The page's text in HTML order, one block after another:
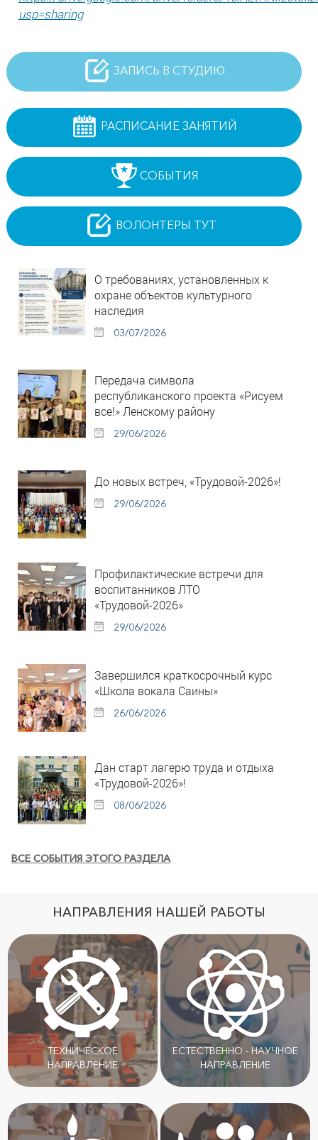
usp=sharing
ЗАПИСЬ В СТУДИЮ
РАСПИСАНИЕ ЗАНЯТИЙ
СОБЫТИЯ
ВОЛОНТЕРЫ ТУТ
О требованиях, установленных к
охране объектов культурного
наследия
03/07/2026
Передача символа
республиканского проекта «Рисуем
все!» Ленскому району
29/06/2026
До новых встреч, «Трудовой-2026»!
29/06/2026
Профилактические встречи для
воспитанников ЛТО
«Трудовой-2026»
29/06/2026
Завершился краткосрочный курс
«Школа вокала Саины»
26/06/2026
Дан старт лагерю труда и отдыха
«Трудовой-2026»!
08/06/2026
ВСЕ СОБЫТИЯ ЭТОГО РАЗДЕЛА
НАПРАВЛЕНИЯ НАШЕЙ РАБОТЫ
ТЕХНИЧЕСКОЕ
НАПРАВЛЕНИЕ
ЕСТЕСТВЕННО - НАУЧНОЕ
НАПРАВЛЕНИЕ